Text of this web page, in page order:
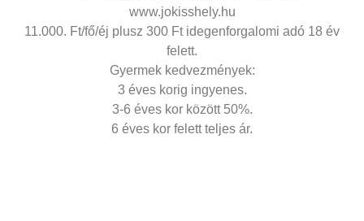
www.jokisshely.hu
11.000. Ft/fő/éj plusz 300 Ft idegenforgalomi adó 18 év
felett.
Gyermek kedvezmények:
3 éves korig ingyenes.
3-6 éves kor között 50%.
6 éves kor felett teljes ár.